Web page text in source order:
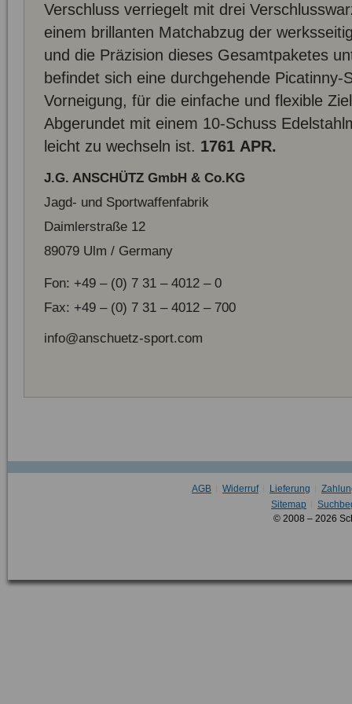
Verschluss verriegelt mit drei
einem brillanten Matchabzug der
und die Präzision dieses Gesamtpaketes
befindet sich eine durchgehende Picatinny-
Vorneigung, für die einfache und flexible
Abgerundet mit einem 10-Schuss
leicht zu wechseln ist. 1761 APR.
J.G. ANSCHÜTZ GmbH & Co.KG
Jagd- und Sportwaffenfabrik
Daimlerstraße 12
89079 Ulm / Germany
Fon: +49 – (0) 7 31 – 4012 – 0
Fax: +49 – (0) 7 31 – 4012 – 700
info@anschuetz-sport.com
AGB Widerruf Lieferung
Sitemap
© 2008 – 2026